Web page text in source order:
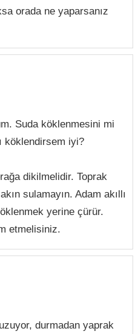
orada ne yaparsanız
Suda köklenmesini mi
köklendirsem iyi?
dikilmelidir. Toprak
sulamayın. Adam akıllı
yerine çürür.
etmelisiniz.
durmadan yaprak